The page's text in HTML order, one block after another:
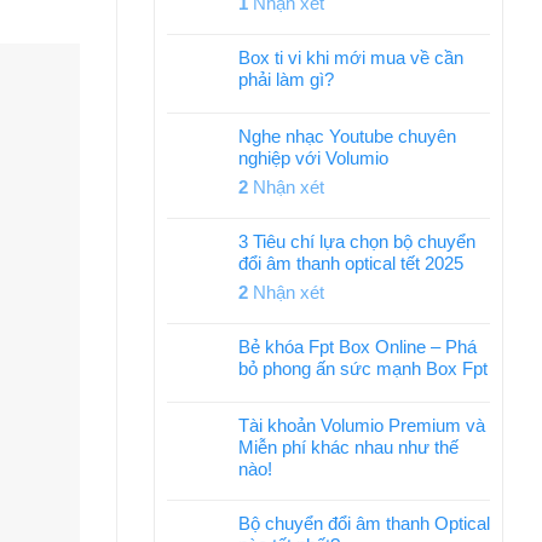
Box ti vi khi mới mua về cần
phải làm gì?
Nghe nhạc Youtube chuyên
nghiệp với Volumio
2 Nhận xét
3 Tiêu chí lựa chọn bộ chuyển
đổi âm thanh optical tết 2025
2 Nhận xét
Bẻ khóa Fpt Box Online – Phá
bỏ phong ấn sức mạnh Box Fpt
Tài khoản Volumio Premium và
Miễn phí khác nhau như thế
nào!
Bộ chuyển đổi âm thanh Optical